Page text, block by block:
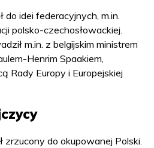
idei federacyjnych, m.in.
polsko-czechosłowackiej.
m.in. z belgijskim ministrem
Henrim Spaakiem,
Rady Europy i Europejskiej
do okupowanej Polski.